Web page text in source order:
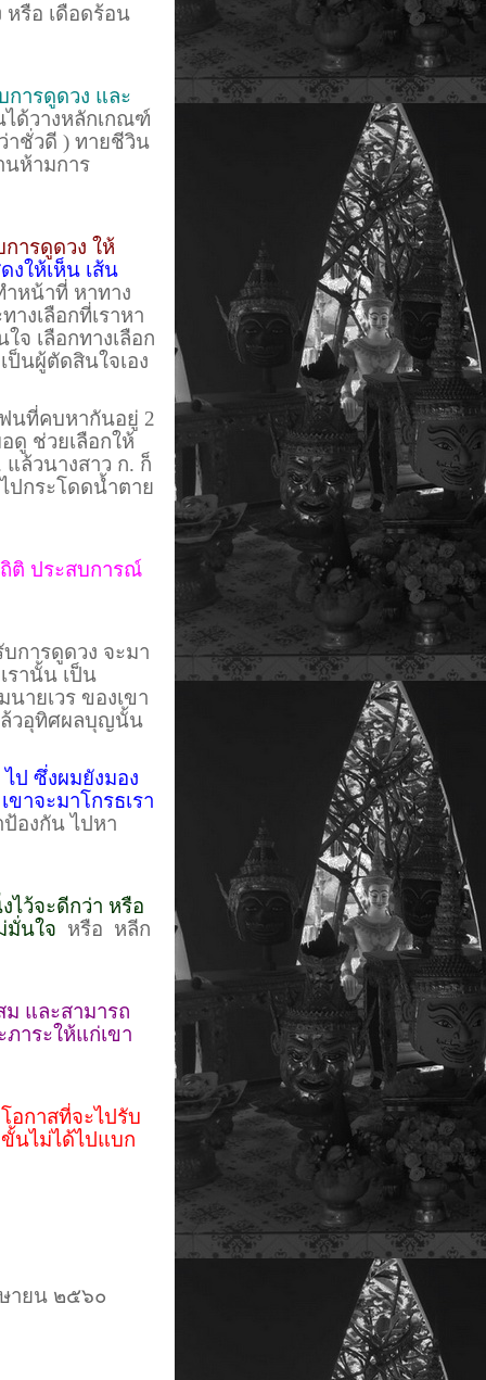
หรือ เดือดร้อน
การดูดวง และ
ด้วางหลักเกณฑ์
าชั่วดี ) ทายชีวิน
ห้ามการ
ารดูดวง ให้
ให้เห็น เส้น
หน้าที่ หาทาง
งเลือกที่เราหา
จ เลือกทางเลือก
นผู้ตัดสินใจเอง
ฟนที่คบหากันอยู่ 2
ดู ช่วยเลือกให้
ล้วนางสาว ก. ก็
ปกระโดดน้ำตาย
ติ ประสบการณ์
บการดูดวง จะมา
รานั้น เป็น
ายเวร ของเขา
วอุทิศผลบุญนั้น
ป ซึ่งผมยังมอง
าจะมาโกรธเรา
องกัน ไปหา
ไว้จะดีกว่า หรือ
มั่นใจ หรือ หลีก
และสามารถ
าระให้แก่เขา
อกาสที่จะไปรับ
นไม่ได้ไปแบก
๖๐